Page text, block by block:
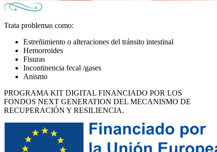
Trata problemas como:
Estreñimiento o alteraciones del tránsito intestinal
Hemorroides
Fisuras
Incontinencia fecal /gases
Anismo
PROGRAMA KIT DIGITAL FINANCIADO POR LOS
FONDOS NEXT GENERATION DEL MECANISMO DE
RECUPERACIÓN Y RESILIENCIA.